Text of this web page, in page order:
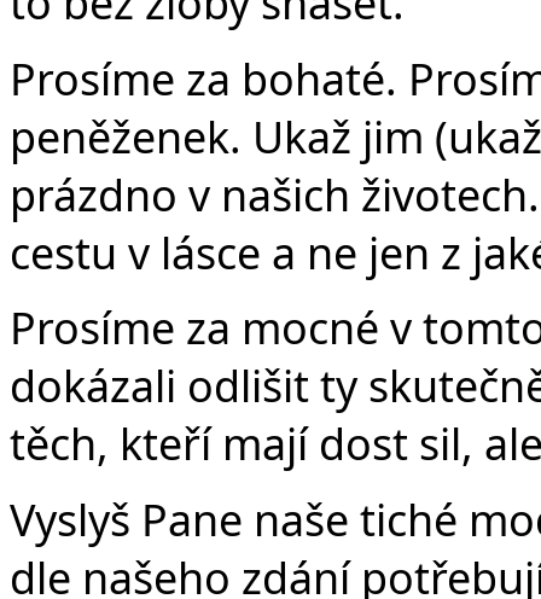
Prosíme za bohaté.
peněženek. Ukaž jim
prázdno v našich
cestu v lásce a ne jen z
Prosíme za mocné v
dokázali odlišit ty
těch, kteří mají dost sil,
Vyslyš Pane naše tiché
dle našeho zdání